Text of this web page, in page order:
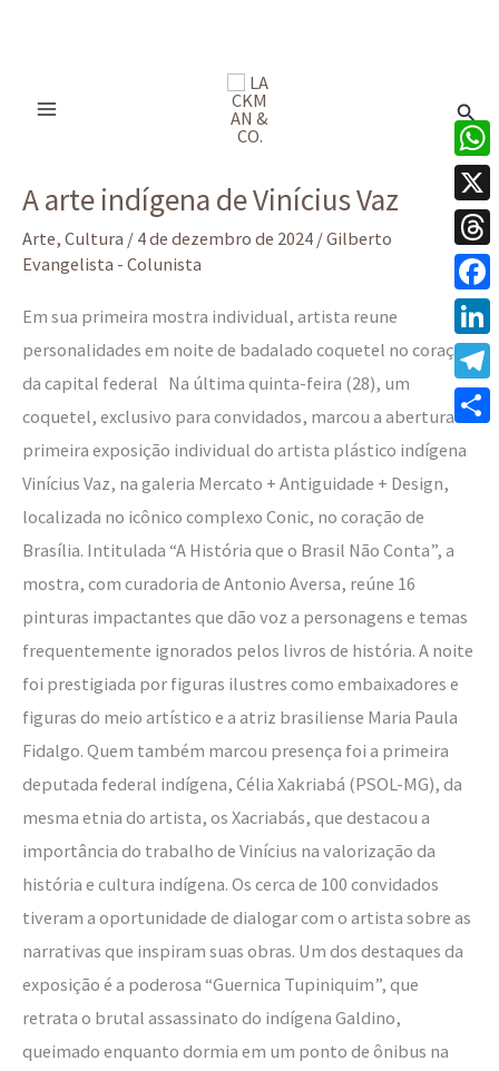
A arte indígena de Vinícius Vaz
Arte, Cultura / 4 de dezembro de 2024 /Gilberto
Evangelista - Colunista
Em sua primeira mostra individual, artista reune
personalidades em noite de badalado coquetel no coração
da capital federal Na última quinta-feira (28), um
coquetel, exclusivo para convidados, marcou a abertura da
primeira exposição individual do artista plástico indígena
Vinícius Vaz, na galeria Mercato + Antiguidade + Design,
localizada no icônico complexo Conic, no coração de
Brasília. Intitulada “A História que o Brasil Não Conta”, a
mostra, com curadoria de Antonio Aversa, reúne 16
pinturas impactantes que dão voz a personagens e temas
frequentemente ignorados pelos livros de história. A noite
foi prestigiada por figuras ilustres como embaixadores e
figuras do meio artístico e a atriz brasiliense Maria Paula
Fidalgo. Quem também marcou presença foi a primeira
deputada federal indígena, Célia Xakriabá (PSOL-MG), da
mesma etnia do artista, os Xacriabás, que destacou a
importância do trabalho de Vinícius na valorização da
história e cultura indígena. Os cerca de 100 convidados
tiveram a oportunidade de dialogar com o artista sobre as
narrativas que inspiram suas obras. Um dos destaques da
exposição é a poderosa “Guernica Tupiniquim”, que
retrata o brutal assassinato do indígena Galdino,
queimado enquanto dormia em um ponto de ônibus na
arte
indígena
de
X